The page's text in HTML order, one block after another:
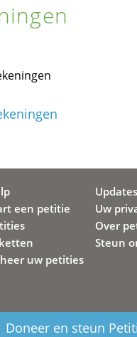
een petitie
uw petities
Updates
Uw
Over
Steun
Doneer en steun